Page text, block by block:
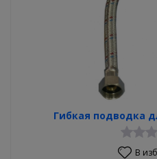
Гибкая подводка
В